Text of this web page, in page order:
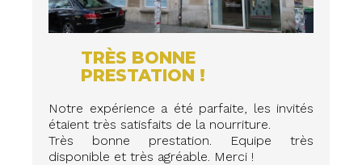
TRÈS BONNE
PRESTATION !
Notre expérience a été parfaite, les invités
étaient très satisfaits de la nourriture.
Très bonne prestation. Equipe très
disponible et très agréable. Merci !